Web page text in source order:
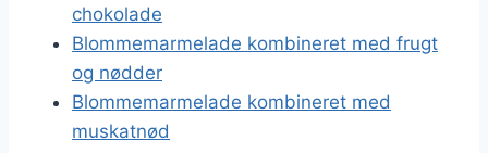
chokolade
Blommemarmelade kombineret med frugt
og nødder
Blommemarmelade kombineret med
muskatnød